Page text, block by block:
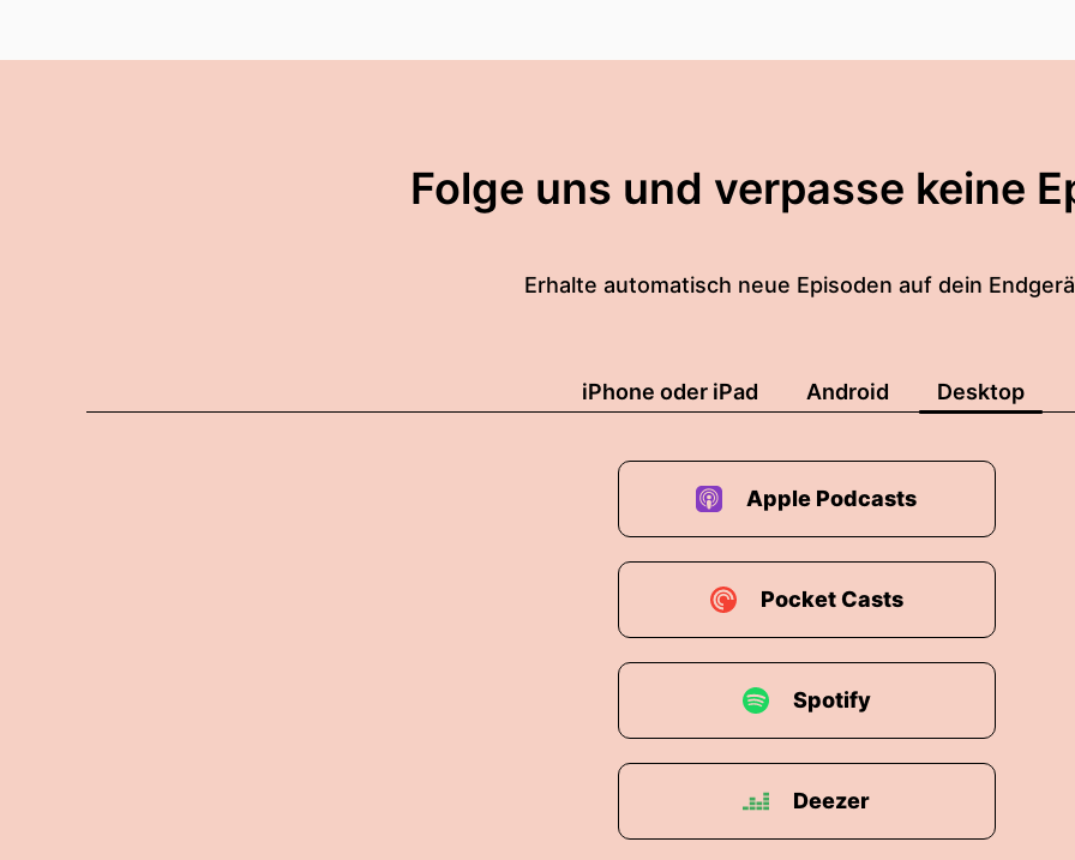
Folge uns und verpasse keine
Erhalte automatisch neue Episoden auf dein
iPhone oder iPad Android Desktop
Apple Podcasts
Pocket Casts
Spotify
Deezer